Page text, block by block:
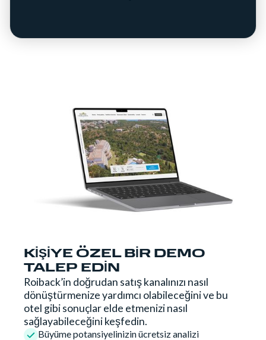
KİŞİYE ÖZEL BİR DEMO
TALEP EDİN
Roiback’in doğrudan satış kanalınızı nasıl
dönüştürmenize yardımcı olabileceğini ve bu
otel gibi sonuçlar elde etmenizi nasıl
sağlayabileceğini keşfedin.
Büyüme potansiyelinizin ücretsiz analizi